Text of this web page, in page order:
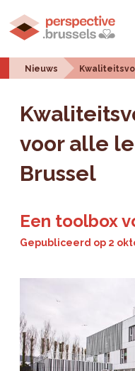
Nieuws
voor alle
Brussel
Een toolbox
Gepubliceerd op 2